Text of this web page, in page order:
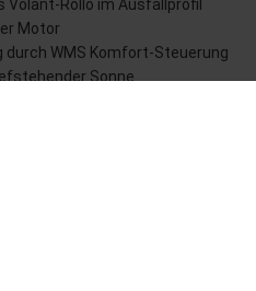
Volant-Rollo im Ausfallprofil
Motor
durch WMS Komfort-Steuerung
Sonne